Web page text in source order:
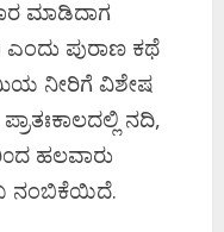
ಮಾಡಿದಾಗ
ಎಂದು ಪುರಾಣ ಕಥೆ
ನೀರಿಗೆ ವಿಶೇಷ
ನದಿ,
ಹಲವಾರು
ನಂಬಿಕೆಯಿದೆ.